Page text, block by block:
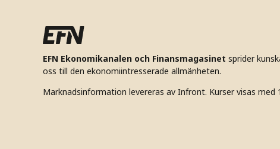
EFN Ekonomikanalen och Finansmagasinet sprider
oss till den ekonomiintresserade allmänheten.
Marknadsinformation levereras av Infront. Kurser visas med